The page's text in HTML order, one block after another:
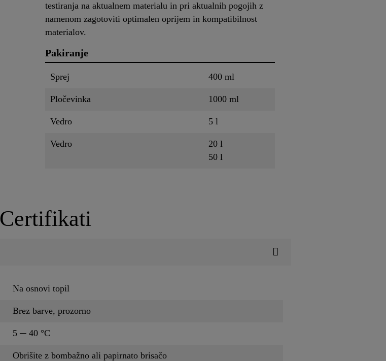
testiranja na aktualnem materialu in pri aktualnih pogojih z
namenom zagotoviti optimalen oprijem in kompatibilnost
materialov.
Pakiranje
Sprej 400 ml
Pločevinka 1000 ml
Vedro 5 l
Vedro
20 l
50 l
Certifikati
Na osnovi topil
Brez barve, prozorno
5 ─ 40 °C
Obrišite z bombažno ali papirnato brisačo